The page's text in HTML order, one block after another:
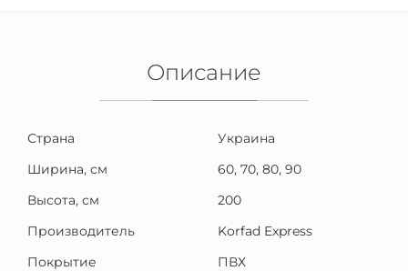
Описание
Страна
Украина
Ширина, см
60, 70, 80, 90
Высота, см
200
Производитель
Korfad Express
Покрытие
ПВХ